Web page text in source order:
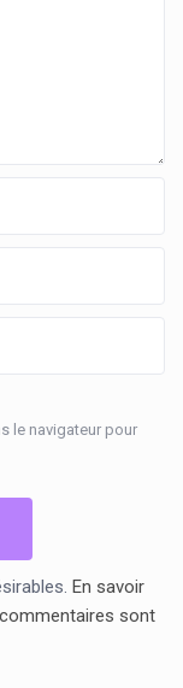
le navigateur pour
En savoir
sont